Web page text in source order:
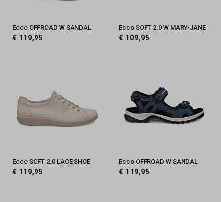
Ecco OFFROAD W SANDAL
€ 119,95
Ecco SOFT 2.0 W MARY-JANE
€ 109,95
Ecco SOFT 2.0 LACE SHOE
€ 119,95
Ecco OFFROAD W SANDAL
€ 119,95